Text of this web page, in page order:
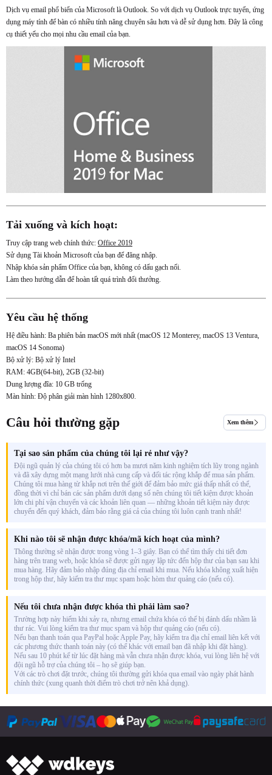
Dịch vụ email phổ biến của Microsoft là Outlook. So với dịch vụ Outlook trực tuyến, ứng
dụng máy tính để bàn có nhiều tính năng chuyên sâu hơn và dễ sử dụng hơn. Đây là công
cụ thiết yếu cho mọi nhu cầu email của bạn.
Tải xuống và kích hoạt:
Truy cập trang web chính thức: Office 2019
Sử dụng Tài khoản Microsoft của bạn để đăng nhập.
Nhập khóa sản phẩm Office của bạn, không có dấu gạch nối.
Làm theo hướng dẫn để hoàn tất quá trình đổi thưởng.
Yêu cầu hệ thống
Hệ điều hành: Ba phiên bản macOS mới nhất (macOS 12 Monterey, macOS 13 Ventura,
macOS 14 Sonoma)
Bộ xử lý: Bộ xử lý Intel
RAM: 4GB(64-bit), 2GB (32-bit)
Dung lượng đĩa: 10 GB trống
Màn hình: Độ phân giải màn hình 1280x800.
Câu hỏi thường gặp Xem thêm
Tại sao sản phẩm của chúng tôi lại rẻ như vậy?
Đội ngũ quản lý của chúng tôi có hơn ba mươi năm kinh nghiệm tích lũy trong ngành
và đã xây dựng một mạng lưới nhà cung cấp và đối tác rộng khắp để mua sản phẩm.
Chúng tôi mua hàng từ khắp nơi trên thế giới để đảm bảo mức giá thấp nhất có thể,
đồng thời vì chỉ bán các sản phẩm dưới dạng số nên chúng tôi tiết kiệm được khoản
lớn chi phí vận chuyển và các khoản liên quan — những khoản tiết kiệm này được
chuyển đến quý khách, đảm bảo rằng giá cả của chúng tôi luôn cạnh tranh nhất!
Khi nào tôi sẽ nhận được khóa/mã kích hoạt của mình?
Thông thường sẽ nhận được trong vòng 1–3 giây. Bạn có thể tìm thấy chi tiết đơn
hàng trên trang web, hoặc khóa sẽ được gửi ngay lập tức đến hộp thư của bạn sau khi
mua hàng. Hãy đảm bảo nhập đúng địa chỉ email khi mua. Nếu khóa không xuất hiện
trong hộp thư, hãy kiểm tra thư mục spam hoặc hòm thư quảng cáo (nếu có).
Nếu tôi chưa nhận được khóa thì phải làm sao?
Trường hợp này hiếm khi xảy ra, nhưng email chứa khóa có thể bị đánh dấu nhầm là
thư rác. Vui lòng kiểm tra thư mục spam và hộp thư quảng cáo (nếu có).
Nếu bạn thanh toán qua PayPal hoặc Apple Pay, hãy kiểm tra địa chỉ email liên kết với
các phương thức thanh toán này (có thể khác với email bạn đã nhập khi đặt hàng).
Nếu sau 10 phút kể từ lúc đặt hàng mà vẫn chưa nhận được khóa, vui lòng liên hệ với
đội ngũ hỗ trợ của chúng tôi – họ sẽ giúp bạn.
Với các trò chơi đặt trước, chúng tôi thường gửi khóa qua email vào ngày phát hành
chính thức (xung quanh thời điểm trò chơi trở nên khả dụng).